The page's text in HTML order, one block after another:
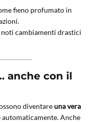
fieno profumato in
cambiamenti drastici
anche con il
diventareuna vera
automaticamente. Anche